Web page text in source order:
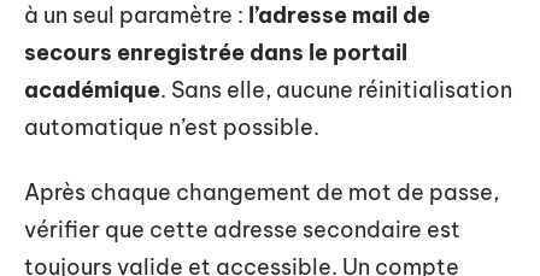
à un seul paramètre : l’adresse mail de
secours enregistrée dans le portail
académique. Sans elle, aucune réinitialisation
automatique n’est possible.
Après chaque changement de mot de passe,
vérifier que cette adresse secondaire est
toujours valide et accessible. Un compte